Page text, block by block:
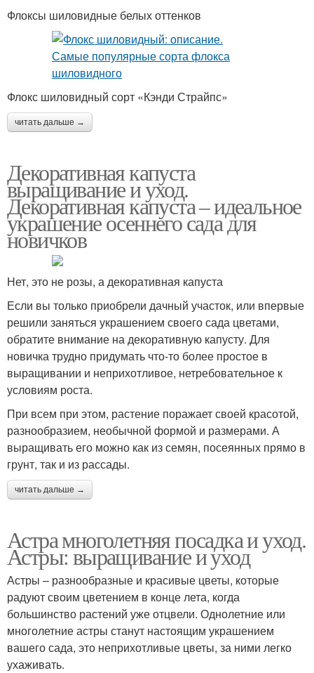
Флоксы шиловидные белых оттенков
Флокс шиловидный сорт «Кэнди Страйпс»
читать дальше →
Декоративная капуста
выращивание и уход.
Декоративная капуста – идеальное
украшение осеннего сада для
новичков
Нет, это не розы, а декоративная капуста
Если вы только приобрели дачный участок, или впервые
решили заняться украшением своего сада цветами,
обратите внимание на декоративную капусту. Для
новичка трудно придумать что-то более простое в
выращивании и неприхотливое, нетребовательное к
условиям роста.
При всем при этом, растение поражает своей красотой,
разнообразием, необычной формой и размерами. А
выращивать его можно как из семян, посеянных прямо в
грунт, так и из рассады.
читать дальше →
Астра многолетняя посадка и уход.
Астры: выращивание и уход
Астры – разнообразные и красивые цветы, которые
радуют своим цветением в конце лета, когда
большинство растений уже отцвели. Однолетние или
многолетние астры станут настоящим украшением
вашего сада, это неприхотливые цветы, за ними легко
ухаживать.